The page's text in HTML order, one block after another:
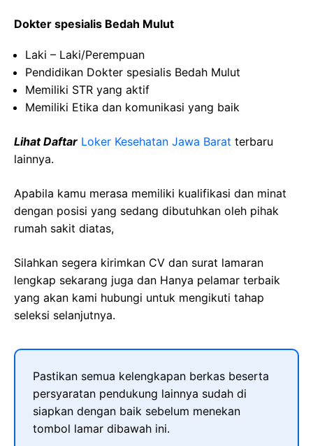
Dokter spesialis Bedah Mulut
Laki – Laki/Perempuan
Pendidikan Dokter spesialis Bedah Mulut
Memiliki STR yang aktif
Memiliki Etika dan komunikasi yang baik
Lihat Daftar Loker Kesehatan Jawa Barat terbaru
lainnya.
Apabila kamu merasa memiliki kualifikasi dan minat
dengan posisi yang sedang dibutuhkan oleh pihak
rumah sakit diatas,
Silahkan segera kirimkan CV dan surat lamaran
lengkap sekarang juga dan Hanya pelamar terbaik
yang akan kami hubungi untuk mengikuti tahap
seleksi selanjutnya.
Pastikan semua kelengkapan berkas beserta
persyaratan pendukung lainnya sudah di
siapkan dengan baik sebelum menekan
tombol lamar dibawah ini.